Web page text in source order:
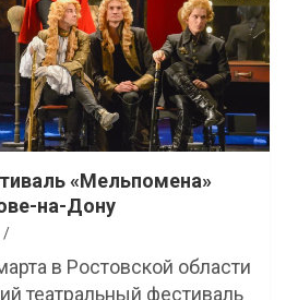
«Мельпомена»
на-Дону
в Ростовской области
театральный фестиваль